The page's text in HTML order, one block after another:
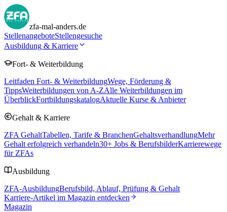
zfa-mal-anders.de
StellenangeboteStellengesuche
Ausbildung & Karriere
Fort- & Weiterbildung
Leitfaden Fort- & WeiterbildungWege, Förderung &
TippsWeiterbildungen von A-ZAlle Weiterbildungen im
ÜberblickFortbildungskatalogAktuelle Kurse & Anbieter
Gehalt & Karriere
ZFA GehaltTabellen, Tarife & BranchenGehaltsverhandlungMehr
Gehalt erfolgreich verhandeln30+ Jobs & BerufsbilderKarrierewege
für ZFAs
Ausbildung
ZFA-AusbildungBerufsbild, Ablauf, Prüfung & Gehalt
Karriere-Artikel im Magazin entdecken
Magazin